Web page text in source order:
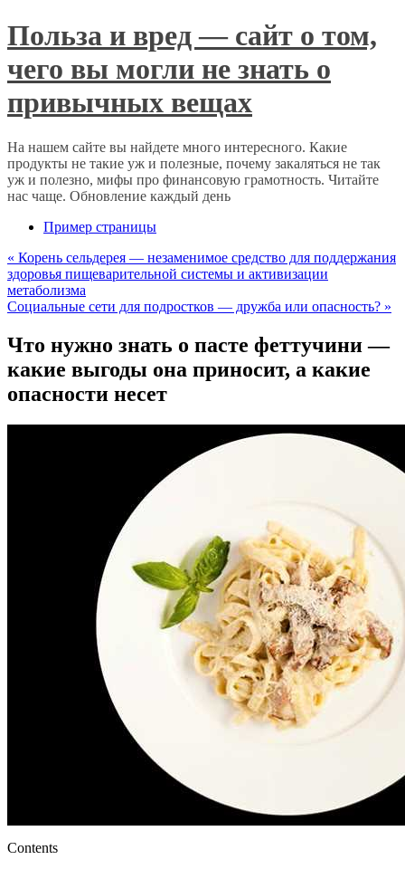
Польза и вред — сайт о том,
чего вы могли не знать о
привычных вещах
На нашем сайте вы найдете много интересного. Какие
продукты не такие уж и полезные, почему закаляться не так
уж и полезно, мифы про финансовую грамотность. Читайте
нас чаще. Обновление каждый день
Пример страницы
« Корень сельдерея — незаменимое средство для поддержания
здоровья пищеварительной системы и активизации
метаболизма
Социальные сети для подростков — дружба или опасность? »
Что нужно знать о пасте феттучини —
какие выгоды она приносит, а какие
опасности несет
Contents